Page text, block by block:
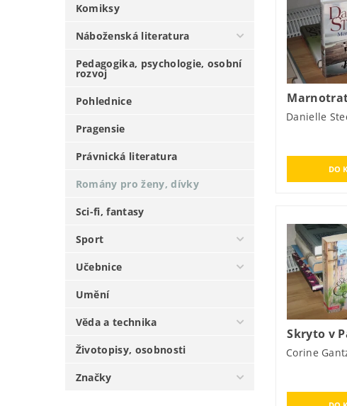
Komiksy
Náboženská literatura
Pedagogika, psychologie, osobní
rozvoj
Pohlednice
Pragensie
Právnická literatura
Romány pro ženy, dívky
Sci-fi, fantasy
Sport
Učebnice
Umění
Věda a technika
Životopisy, osobnosti
Značky
Danielle
Skryto v
Corine